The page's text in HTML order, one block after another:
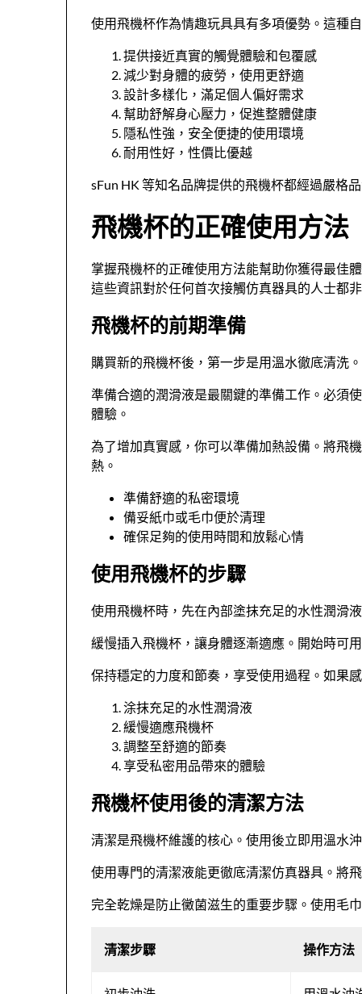
使用飛機杯作為情趣玩具具有多項優勢。這種
提供接近真實的觸覺體驗和包覆感
減少對身體的疲勞，使用更舒適
設計多樣化，滿足個人偏好需求
幫助舒解身心壓力，促進整體健康
隱私性強，安全便捷的使用環境
耐用性好，性價比優越
sFun HK 等知名品牌提供的飛機杯都經過嚴格
飛機杯的正確使用方法
掌握飛機杯的正確使用方法能幫助你獲得最佳
這些資訊對於任何首次接觸仿真器具的人士都
飛機杯的前期準備
購買新的飛機杯後，第一步是用溫水徹底清洗
準備合適的潤滑液是最關鍵的準備工作。必須
體驗。
為了增加真實感，你可以準備加熱設備。將飛
熱。
準備舒適的私密環境
備妥紙巾或毛巾便於清理
確保足夠的使用時間和放鬆心情
使用飛機杯的步驟
使用飛機杯時，先在內部塗抹充足的水性潤滑
緩慢插入飛機杯，讓身體逐漸適應。開始時可
保持穩定的力度和節奏，享受使用過程。如果
涂抹充足的水性潤滑液
緩慢適應飛機杯
調整至舒適的節奏
享受私密用品帶來的體驗
飛機杯使用後的清潔方法
清潔是飛機杯維護的核心。使用後立即用溫水
使用專門的清潔液能更徹底清潔仿真器具。將
完全乾燥是防止黴菌滋生的重要步驟。使用毛
清潔步驟 操作方法